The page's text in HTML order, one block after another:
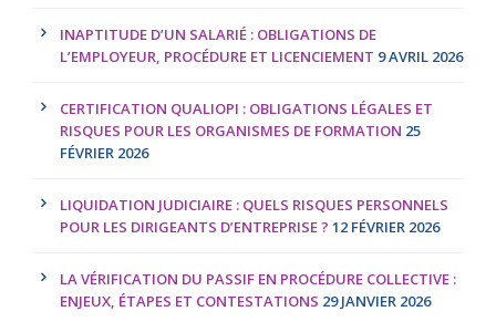
INAPTITUDE D’UN SALARIÉ : OBLIGATIONS DE
L’EMPLOYEUR, PROCÉDURE ET LICENCIEMENT 9 AVRIL 2026
CERTIFICATION QUALIOPI : OBLIGATIONS LÉGALES ET
RISQUES POUR LES ORGANISMES DE FORMATION 25
FÉVRIER 2026
LIQUIDATION JUDICIAIRE : QUELS RISQUES PERSONNELS
POUR LES DIRIGEANTS D’ENTREPRISE ? 12 FÉVRIER 2026
LA VÉRIFICATION DU PASSIF EN PROCÉDURE COLLECTIVE :
ENJEUX, ÉTAPES ET CONTESTATIONS 29 JANVIER 2026